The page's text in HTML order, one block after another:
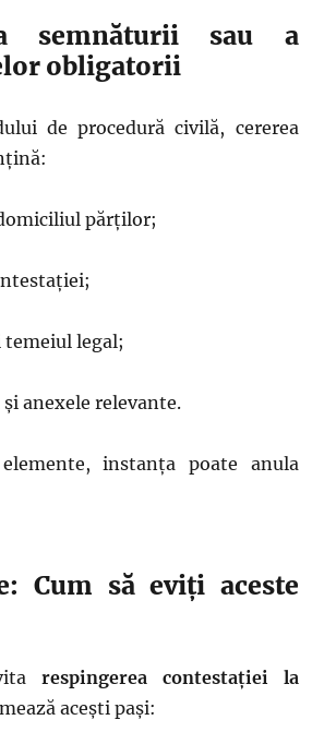
semnăturii sau a
obligatorii
de procedură civilă, cererea
părților;
legal;
anexele relevante.
instanța poate anula
Cum să eviți aceste
respingerea contestației la
acești pași: